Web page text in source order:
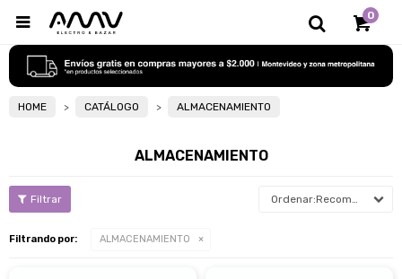
0

HOME CATÁLOGO ALMACENAMIENTO
ALMACENAMIENTO
Recomendados
Filtrando por: ALMACENAMIENTO